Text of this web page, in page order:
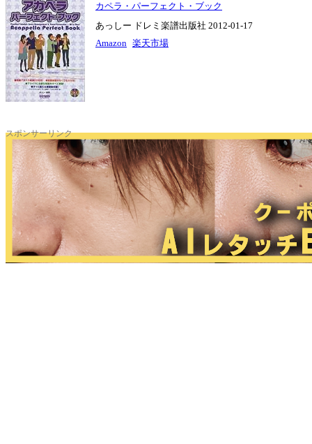
カペラ・パーフェクト・ブック
あっしー ドレミ楽譜出版社 2012-01-17
Amazon 楽天市場